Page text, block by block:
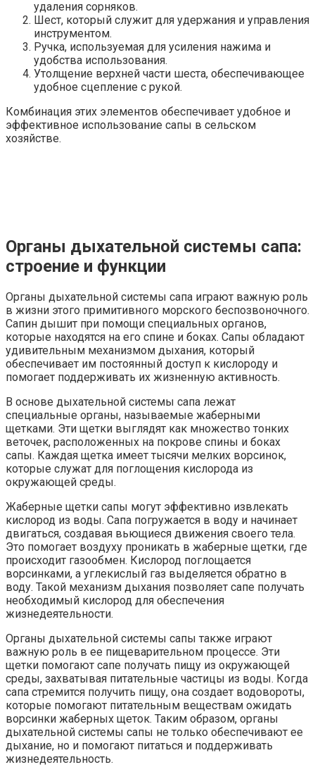
удаления сорняков.
Шест, который служит для удержания и управления
инструментом.
Ручка, используемая для усиления нажима и
удобства использования.
Утолщение верхней части шеста, обеспечивающее
удобное сцепление с рукой.
Комбинация этих элементов обеспечивает удобное и
эффективное использование сапы в сельском
хозяйстве.
Органы дыхательной системы сапа:
строение и функции
Органы дыхательной системы сапа играют важную роль
в жизни этого примитивного морского беспозвоночного.
Сапин дышит при помощи специальных органов,
которые находятся на его спине и боках. Сапы обладают
удивительным механизмом дыхания, который
обеспечивает им постоянный доступ к кислороду и
помогает поддерживать их жизненную активность.
В основе дыхательной системы сапа лежат
специальные органы, называемые жаберными
щетками. Эти щетки выглядят как множество тонких
веточек, расположенных на покрове спины и боках
сапы. Каждая щетка имеет тысячи мелких ворсинок,
которые служат для поглощения кислорода из
окружающей среды.
Жаберные щетки сапы могут эффективно извлекать
кислород из воды. Сапа погружается в воду и начинает
двигаться, создавая вьющиеся движения своего тела.
Это помогает воздуху проникать в жаберные щетки, где
происходит газообмен. Кислород поглощается
ворсинками, а углекислый газ выделяется обратно в
воду. Такой механизм дыхания позволяет сапе получать
необходимый кислород для обеспечения
жизнедеятельности.
Органы дыхательной системы сапы также играют
важную роль в ее пищеварительном процессе. Эти
щетки помогают сапе получать пищу из окружающей
среды, захватывая питательные частицы из воды. Когда
сапа стремится получить пищу, она создает водовороты,
которые помогают питательным веществам ожидать
ворсинки жаберных щеток. Таким образом, органы
дыхательной системы сапы не только обеспечивают ее
дыхание, но и помогают питаться и поддерживать
жизнедеятельность.